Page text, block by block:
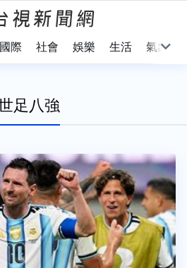
國際 社會 娛樂 生活 氣象
足八強